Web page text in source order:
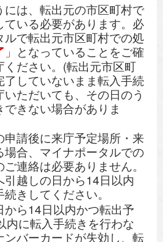
には、転出元の市区町村で
ている必要があります。必
ルで転出元市区町村での処
」となっていることをご確
ください。(転出元市区町
していないまま転入手続
いただいても、その日のう
きない場合がありま
申請後に来庁予定場所・来
場合、マイナポータルでの
連絡は必要ありません。
引越しの日から14日以内
きしてください。
から14日以内かつ転出予
内に転入手続きを行わな
ンバーカードが失効し、転